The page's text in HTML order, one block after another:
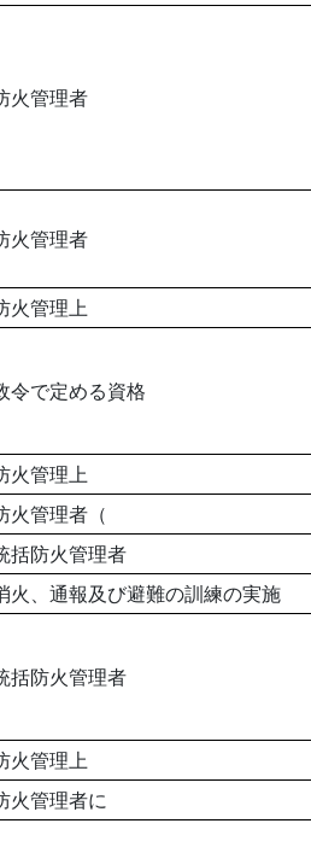
火管理者
火管理者
火管理上
令で定める資格
火管理上
火管理者（
括防火管理者
火、通報及び避難の訓練の実施
括防火管理者
火管理上
火管理者に